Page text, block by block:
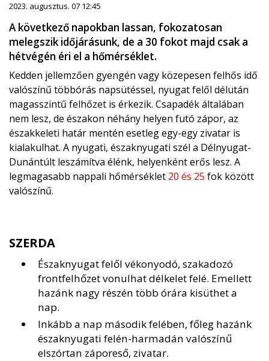
2023. augusztus. 07 12:45
A következő napokban lassan, fokozatosan
melegszik időjárásunk, de a 30 fokot majd csak a
hétvégén éri el a hőmérséklet.
Kedden jellemzően gyengén vagy közepesen felhős idő
valószínű többórás napsütéssel, nyugat felől délután
magasszintű felhőzet is érkezik. Csapadék általában
nem lesz, de északon néhány helyen futó zápor, az
északkeleti határ mentén esetleg egy-egy zivatar is
kialakulhat. A nyugati, északnyugati szél a Délnyugat-
Dunántúlt leszámítva élénk, helyenként erős lesz. A
legmagasabb nappali hőmérséklet 20 és 25 fok között
valószínű.
SZERDA
Északnyugat felől vékonyodó, szakadozó
frontfelhőzet vonulhat délkelet felé. Emellett
hazánk nagy részén több órára kisüthet a
nap.
Inkább a nap második felében, főleg hazánk
északnyugati felén-harmadán valószínű
elszórtan záporeső, zivatar.